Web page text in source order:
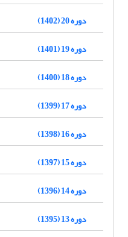
دوره 20 (1402)
دوره 19 (1401)
دوره 18 (1400)
دوره 17 (1399)
دوره 16 (1398)
دوره 15 (1397)
دوره 14 (1396)
دوره 13 (1395)